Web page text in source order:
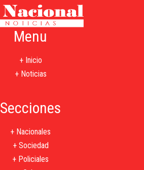
Menu
+ Inicio
+ Noticias
Secciones
+ Nacionales
+ Sociedad
+ Policiales